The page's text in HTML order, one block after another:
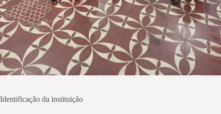
Identificação da instituição